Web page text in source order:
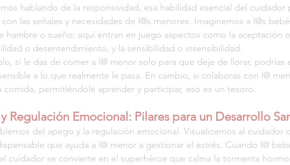
hablando de la responsividad, esa habilidad esencial del cuidador
las señales y necesidades de l@s menores. Imaginemos a l@s
hambre o sueño; aquí entran en juego aspectos como la aceptación
o desentendimiento, y la sensibilidad o insensibilidad.
si le das de comer a l@ menor solo para que deje de llorar, podrías
a lo que realmente le pasa. En cambio, si colaboras con l@
comida, permitiéndole aprender y participar, eso es un tesoro.
Regulación Emocional: Pilares para un Desarrollo
del apego y la regulación emocional. Visualicemos al cuidador
que ayuda a l@ menor a gestionar el estrés. Cuando l@
cuidador se convierte en el superhéroe que calma la tormenta